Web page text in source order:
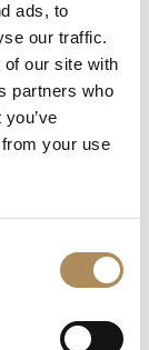
ads, to
our traffic.
our site with
partners who
your use
ct VVS-
Diamond